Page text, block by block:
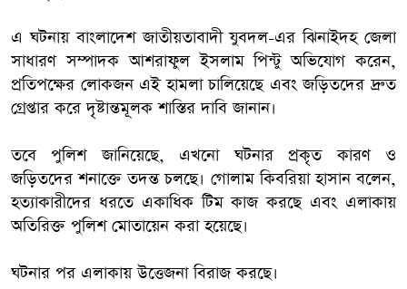
এ ঘটনায় বাংলাদেশ জাতীয়তাবাদী যুবদল-এর ঝিনাইদহ জেলা
সাধারণ সম্পাদক আশরাফুল ইসলাম পিন্টু অভিযোগ করেন,
প্রতিপক্ষের লোকজন এই হামলা চালিয়েছে এবং জড়িতদের দ্রুত
গ্রেপ্তার করে দৃষ্টান্তমূলক শাস্তির দাবি জানান।
তবে পুলিশ জানিয়েছে, এখনো ঘটনার প্রকৃত কারণ ও
জড়িতদের শনাক্তে তদন্ত চলছে। গোলাম কিবরিয়া হাসান বলেন,
হত্যাকারীদের ধরতে একাধিক টিম কাজ করছে এবং এলাকায়
অতিরিক্ত পুলিশ মোতায়েন করা হয়েছে।
ঘটনার পর এলাকায় উত্তেজনা বিরাজ করছে।